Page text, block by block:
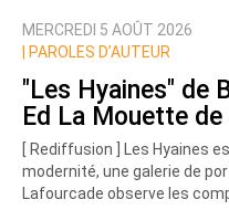
MERCREDI 5 AOÛT 2026
PAROLES D’AUTEUR
"Les Hyaines" de
Ed La Mouette de
[ Rediffusion ] Les Hyaines
modernité, une galerie de
Lafourcade observe les